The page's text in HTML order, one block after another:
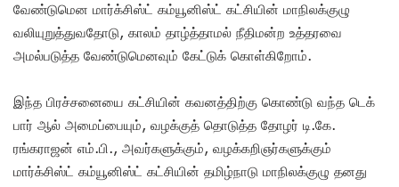
வேண்டுமென மார்க்சிஸ்ட் கம்யூனிஸ்ட் கட்சியின் மாநிலக்குழு
வலியுறுத்துவதோடு, காலம் தாழ்த்தாமல் நீதிமன்ற உத்தரவை
அமல்படுத்த வேண்டுமெனவும் கேட்டுக் கொள்கிறோம்.
இந்த பிரச்சனையை கட்சியின் கவனத்திற்கு கொண்டு வந்த டெக்
பார் ஆல் அமைப்பையும், வழக்குத் தொடுத்த தோழர் டி.கே.
ரங்கராஜன் எம்.பி., அவர்களுக்கும், வழக்கறிஞர்களுக்கும்
மார்க்சிஸ்ட் கம்யூனிஸ்ட் கட்சியின் தமிழ்நாடு மாநிலக்குழு தனது